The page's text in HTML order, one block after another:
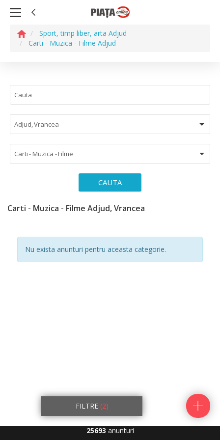
Sport, timp liber, arta Adjud
Carti - Muzica - Filme Adjud
Adjud, Vrancea
Carti - Muzica - Filme
CAUTA
Carti - Muzica - Filme Adjud, Vrancea
Nu exista anunturi pentru aceasta categorie.
FILTRE (2)
25693 anunturi